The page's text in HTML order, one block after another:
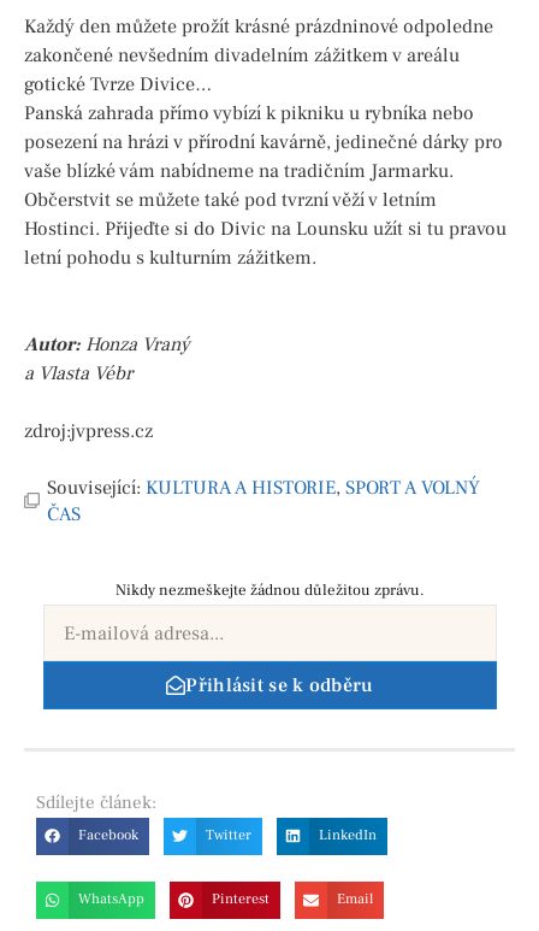
Každý den můžete prožít krásné prázdninové odpoledne
zakončené nevšedním divadelním zážitkem v areálu
gotické Tvrze Divice…
Panská zahrada přímo vybízí k pikniku u rybníka nebo
posezení na hrázi v přírodní kavárně, jedinečné dárky pro
vaše blízké vám nabídneme na tradičním Jarmarku.
Občerstvit se můžete také pod tvrzní věží v letním
Hostinci. Přijeďte si do Divic na Lounsku užít si tu pravou
letní pohodu s kulturním zážitkem.
Autor: Honza Vraný
a Vlasta Vébr
zdroj:jvpress.cz
Související: KULTURA A HISTORIE, SPORT A VOLNÝ
ČAS
Nikdy nezmeškejte žádnou důležitou zprávu.
Přihlásit se k odběru
Sdílejte článek:
Facebook Twitter LinkedIn
WhatsApp Pinterest Email